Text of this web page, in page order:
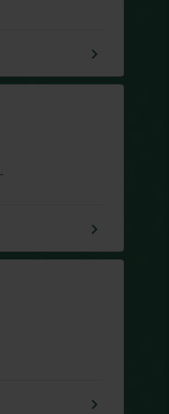
keyboard_arrow_right
keyboard_arrow_right
keyboard_arrow_right